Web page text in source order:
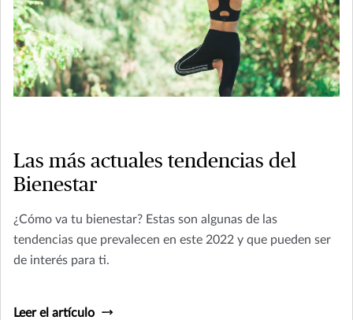
Las más actuales tendencias del
Bienestar
¿Cómo va tu bienestar? Estas son algunas de las
tendencias que prevalecen en este 2022 y que pueden ser
de interés para ti.
Leer el artículo